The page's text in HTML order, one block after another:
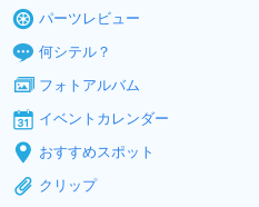
パーツレビュー
何シテル？
フォトアルバム
イベントカレンダー
おすすめスポット
クリップ